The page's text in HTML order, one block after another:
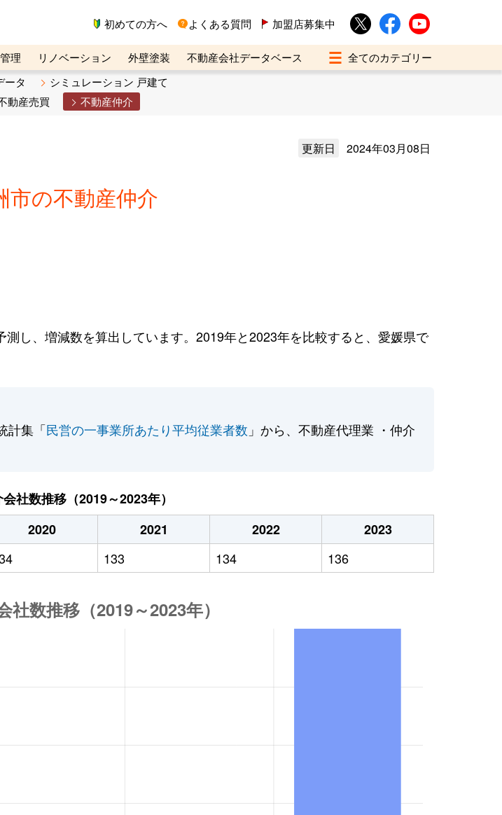
初めての方へ よくある質問 加盟店募集中
理 リノベーション 外壁塗装
不動産会社データベース
ンBiz 不動産売却ご相談デスク
ータ
シミュレーション 戸建て
動産売買 不動産仲介
更新日 2024年03月08日
市の不動産仲介
し、増減数を算出しています。2019年と2023年を比較すると、愛媛県で
計集「民営の一事業所あたり平均従業者数 」から、不動産代理業 ・仲介
社数推移（2019～2023年）
2020 2021 2022
2023
133 134 136